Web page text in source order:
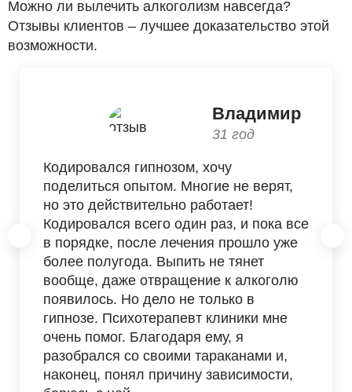
Можно ли вылечить алкоголизм навсегда?
Отзывы клиентов – лучшее доказательство этой
возможности.
Владимир
31 год
Кодировался гипнозом, хочу
поделиться опытом. Многие не верят,
но это действительно работает!
Кодировался всего один раз, и пока все
в порядке, после лечения прошло уже
более полугода. Выпить не тянет
вообще, даже отвращение к алкоголю
появилось. Но дело не только в
гипнозе. Психотерапевт клиники мне
очень помог. Благодаря ему, я
разобрался со своими тараканами и,
наконец, понял причину зависимости,